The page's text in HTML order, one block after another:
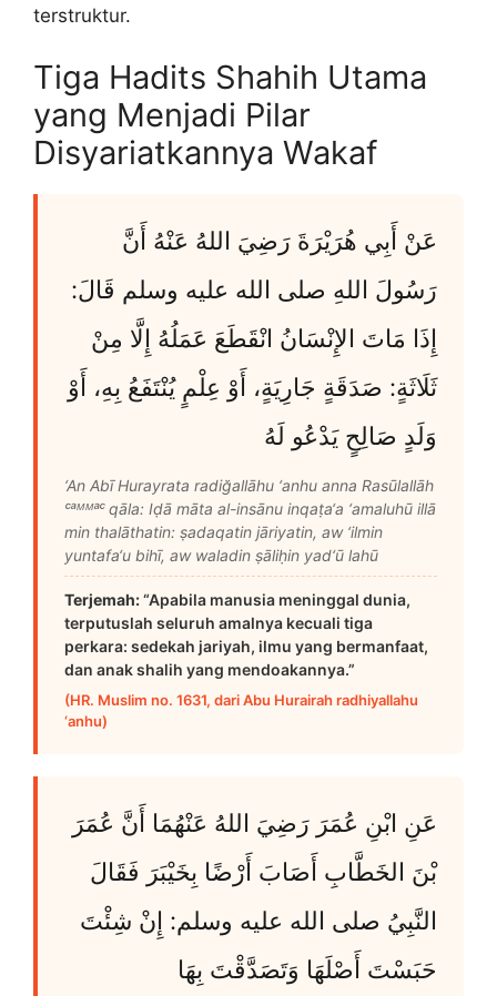
terstruktur.
Tiga Hadits Shahih Utama
yang Menjadi Pilar
Disyariatkannya Wakaf
عَنْ أَبِي هُرَيْرَةَ رَضِيَ اللهُ عَنْهُ أَنَّ
رَسُولَ اللهِ صلى الله عليه وسلم قَالَ:
إِذَا مَاتَ الإِنْسَانُ انْقَطَعَ عَمَلُهُ إِلَّا مِنْ
ثَلَاثَةٍ: صَدَقَةٍ جَارِيَةٍ، أَوْ عِلْمٍ يُنْتَفَعُ بِهِ، أَوْ
وَلَدٍ صَالِحٍ يَدْعُو لَهُ
‘An Abī Hurayrata radiğallāhu ‘anhu anna Rasūlallāh
ᶜᵃᴹᴹᵃᶜ qāla: Iḍā māta al-insānu inqaṭa‘a ‘amaluhū illā
min thalāthatin: ṣadaqatin jāriyatin, aw ‘ilmin
yuntafa‘u bihī, aw waladin ṣāliḥin yad‘ū lahū
Terjemah:“Apabila manusia meninggal dunia,
terputuslah seluruh amalnya kecuali tiga
perkara: sedekah jariyah, ilmu yang bermanfaat,
dan anak shalih yang mendoakannya.”
(HR. Muslim no. 1631, dari Abu Hurairah radhiyallahu
‘anhu)
عَنِ ابْنِ عُمَرَ رَضِيَ اللهُ عَنْهُمَا أَنَّ عُمَرَ
بْنَ الخَطَّابِ أَصَابَ أَرْضًا بِخَيْبَرَ فَقَالَ
النَّبِيُ صلى الله عليه وسلم: إِنْ شِئْتَ
حَبَسْتَ أَصْلَهَا وَتَصَدَّقْتَ بِهَا